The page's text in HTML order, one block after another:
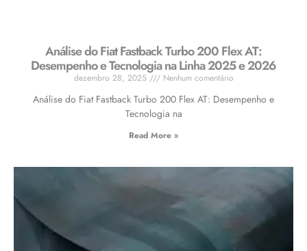
Análise do Fiat Fastback Turbo 200 Flex AT:
Desempenho e Tecnologia na Linha 2025 e 2026
dezembro 28, 2025 Nenhum comentário
Análise do Fiat Fastback Turbo 200 Flex AT: Desempenho e
Tecnologia na
Read More »